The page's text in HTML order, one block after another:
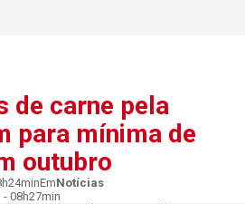
de carne pela
para mínima de
outubro
EmNotícias
08h27min